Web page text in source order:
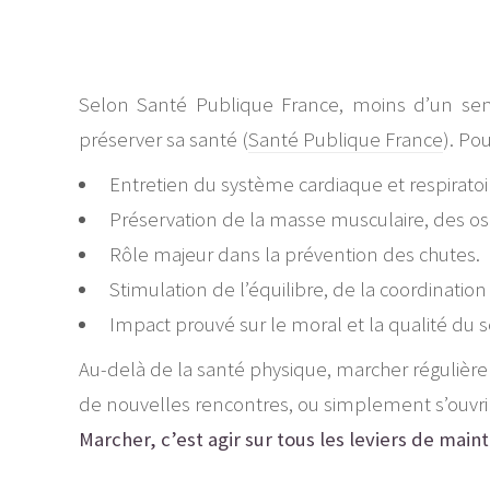
Selon Santé Publique France, moins d’un
préserver sa santé (Santé Publique France).
Entretien du système cardiaque et
Préservation de la masse musculaire, des
Rôle majeur dans la prévention des chutes.
Stimulation de l’équilibre, de la
Impact prouvé sur le moral et la qualité du
Au-delà de la santé physique, marcher
de nouvelles rencontres, ou simplement
Marcher, c’est agir sur tous les leviers de